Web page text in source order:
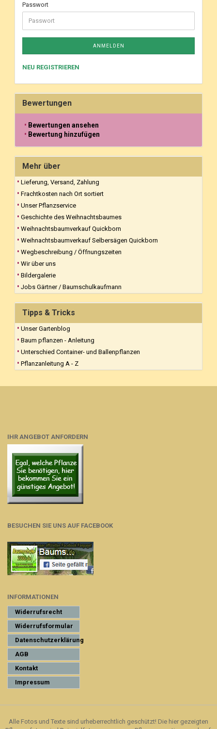
Passwort
ANMELDEN
NEU REGISTRIEREN
Bewertungen
Bewertungen ansehen
Bewertung hinzufügen
Mehr über
Lieferung, Versand, Zahlung
Frachtkosten nach Ort sortiert
Unser Pflanzservice
Geschichte des Weihnachtsbaumes
Weihnachtsbaumverkauf Quickborn
Weihnachtsbaumverkauf Selbersägen Quickborn
Wegbeschreibung / Öffnungszeiten
Wir über uns
Bildergalerie
Jobs Gärtner / Baumschulkaufmann
Tipps & Tricks
Unser Gartenblog
Baum pflanzen - Anleitung
Unterschied Container- und Ballenpflanzen
Pflanzanleitung A - Z
IHR ANGEBOT ANFORDERN
BESUCHEN SIE UNS AUF FACEBOOK
INFORMATIONEN
Widerrufsrecht
Widerrufsformular
Datenschutzerklärung
AGB
Kontakt
Impressum
Alle Fotos und Texte sind urheberrechtlich geschützt! Die hier gezeigten